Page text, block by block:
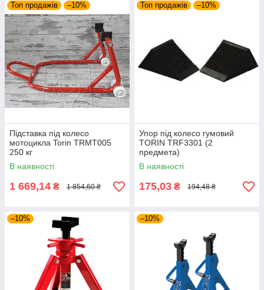
Топ продажів –10%
Підставка під колесо
мотоцикла Torin TRMT005
250 кг
В наявності
1 669,14 ₴ 1 854,60 ₴
Топ продажів –10%
Упор під колесо гумовий
TORIN TRF3301 (2
предмета)
В наявності
175,03 ₴ 194,48 ₴
–10% –10%